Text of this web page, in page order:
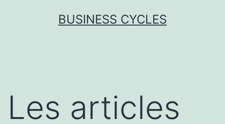
BUSINESS CYCLES
Les articles